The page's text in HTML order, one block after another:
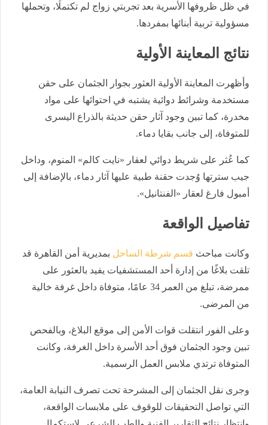
في ظل ظروفها الأسرية بعد تجربتي زواج لم تكتملَا، وتحملها
مسؤولية تربية أبنائها بمفردها.
نتائج المعاينة الأولية
وأظهرت المعاينة الأولية العثور بجوار الجثمان على حقن
مستخدمة وشرائط دوائية يشتبه في احتوائها على مواد
مخدرة، كما تبين وجود آثار حقن حديثة بالذراع اليسرى
للمتوفاة، إلى جانب بقايا دماء.
كما عُثر على شريط دوائي لعقار «نايت كالم» المنوم، وداخل
جيب سترتها وُجدت حقنة طبية عليها آثار دماء، بالإضافة إلى
أمبول فارغ لعقار «الفنتانيل».
تفاصيل الواقعة
وكانت مباحث قسم شرطة الساحل بمديرية أمن القاهرة قد
تلقت بلاغًا من إدارة أحد المستشفيات يفيد بالعثور على
ممرضة، تبلغ من العمر 34 عامًا، متوفاة داخل غرفة خالية
من المرضى.
وعلى الفور انتقلت قوات الأمن إلى موقع البلاغ، وبالفحص
تبين وجود الجثمان فوق أحد الأسرة داخل الغرفة، وكانت
المتوفاة ترتدي ملابس العمل الرسمية.
وجرى نقل الجثمان إلى المشرحة تحت تصرف النيابة العامة،
التي تواصل التحقيقات للوقوف على ملابسات الواقعة،